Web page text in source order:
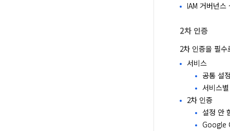
IAM 거버넌
2차 인증
2차 인증을 필
서비스
공통 설
서비스
2차 인증
설정 안
Google